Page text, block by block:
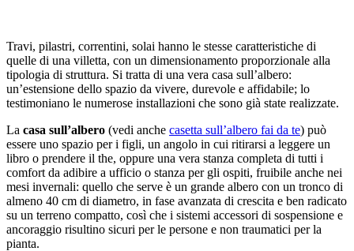
Travi, pilastri, correntini, solai hanno le stesse caratteristiche di
quelle di una villetta, con un dimensionamento proporzionale alla
tipologia di struttura. Si tratta di una vera casa sull’albero:
un’estensione dello spazio da vivere, durevole e affidabile; lo
testimoniano le numerose installazioni che sono già state realizzate.
La casa sull’albero (vedi anche casetta sull’albero fai da te) può
essere uno spazio per i figli, un angolo in cui ritirarsi a leggere un
libro o prendere il the, oppure una vera stanza completa di tutti i
comfort da adibire a ufficio o stanza per gli ospiti, fruibile anche nei
mesi invernali: quello che serve è un grande albero con un tronco di
almeno 40 cm di diametro, in fase avanzata di crescita e ben radicato
su un terreno compatto, così che i sistemi accessori di sospensione e
ancoraggio risultino sicuri per le persone e non traumatici per la
pianta.